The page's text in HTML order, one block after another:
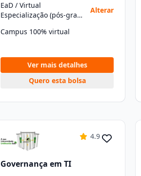
EaD / Virtual
Especialização (pós-graduação)
Alterar
Campus 100% virtual
Ver mais detalhes
Quero esta bolsa
4.9
Governança em TI